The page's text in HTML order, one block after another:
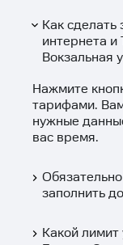
Как сделать
интернета и
Вокзальная
Нажмите
тарифами.
нужные
вас время.
заполнить
Какой